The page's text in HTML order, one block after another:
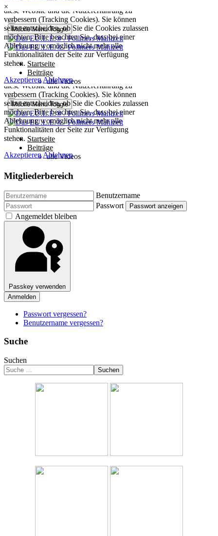
×
Mitgliederbereich
Benutzername
Passwort
Passwort anzeigen
Angemeldet bleiben
Passkey verwenden
Anmelden
Passwort vergessen?
Benutzername vergessen?
Suche
Suchen
Suchen